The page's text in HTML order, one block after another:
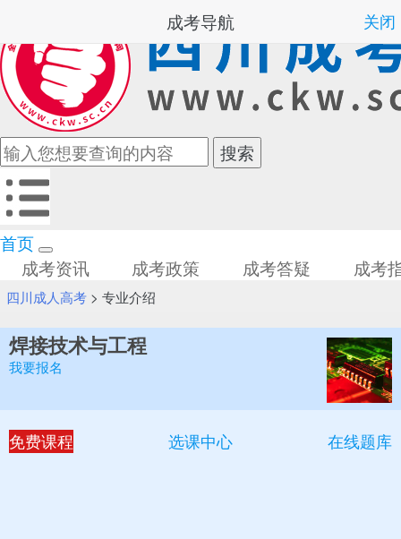
首页
成考资讯
成考政策 成考答疑 成考
四川成人高考> 专业介绍
焊接技术与工程
我要报名
免费课程 选课中心 在线题库
成考导航 关闭